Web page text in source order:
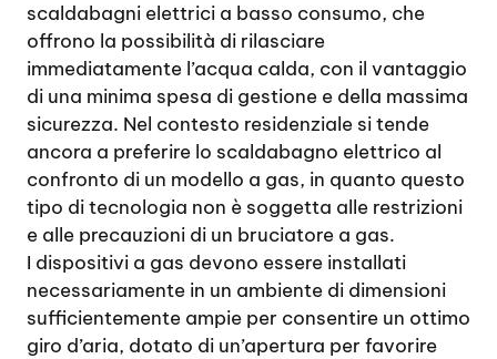
scaldabagni elettrici a basso consumo, che
offrono la possibilità di rilasciare
immediatamente l’acqua calda, con il vantaggio
di una minima spesa di gestione e della massima
sicurezza. Nel contesto residenziale si tende
ancora a preferire lo scaldabagno elettrico al
confronto di un modello a gas, in quanto questo
tipo di tecnologia non è soggetta alle restrizioni
e alle precauzioni di un bruciatore a gas.
I dispositivi a gas devono essere installati
necessariamente in un ambiente di dimensioni
sufficientemente ampie per consentire un ottimo
giro d’aria, dotato di un’apertura per favorire